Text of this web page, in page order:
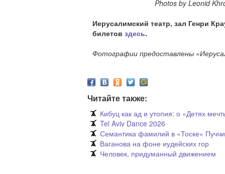
Photos by Leonid
Иерусалимский театр, зал Генри
билетов здесь.
Фотографии предоставлены
Читайте также:
Кибуц как ад и утопия: о «Детях
Tel Aviv Dance 2026
Семантика фамилий в «Тоске»
Ваганова на фоне иудейских гор
Человек, придуманный движением